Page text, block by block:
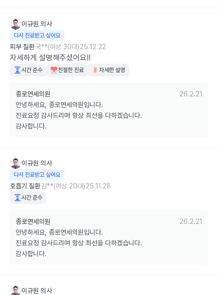
이규원 의사
다시 진료받고 싶어요
피부 질환국**(여성 30대)25.12.22
자세하게 설명해주셨어요!!
시간 준수 친절한 진료 자세한 설명
종로연세의원
26.2.21
안녕하세요, 종로연세의원입니다.
진료요청 감사드리며 항상 최선을 다하겠습니다.
감사합니다.
이규원 의사
다시 진료받고 싶어요
호흡기 질환김**(여성 20대)25.11.28
시간 준수
종로연세의원
26.2.21
안녕하세요, 종로연세의원입니다.
진료요청 감사드리며 항상 최선을 다하겠습니다.
감사합니다.
이규원 의사